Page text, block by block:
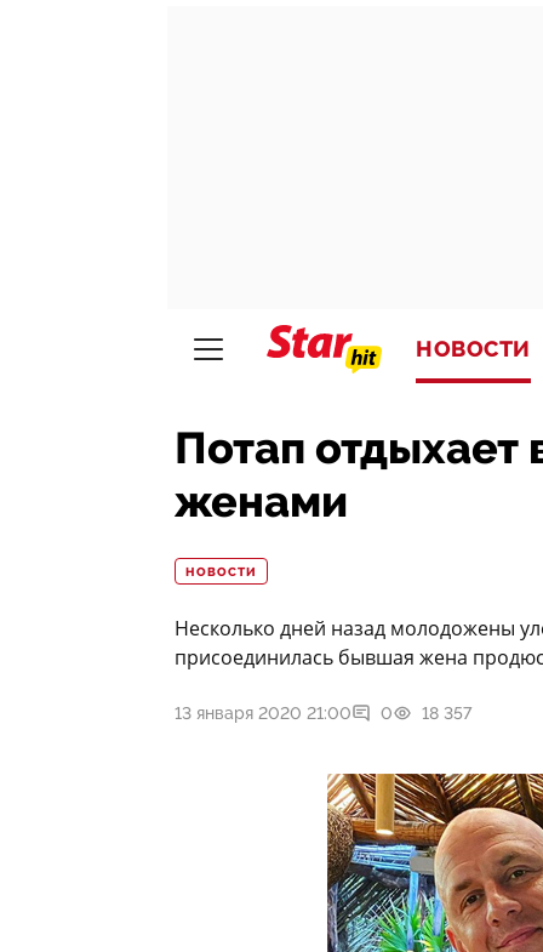
НОВОСТИ
Потап отдыхает
женами
НОВОСТИ
Несколько дней назад молодожены
присоединилась бывшая жена
13 января 2020 21:00 0 18 357